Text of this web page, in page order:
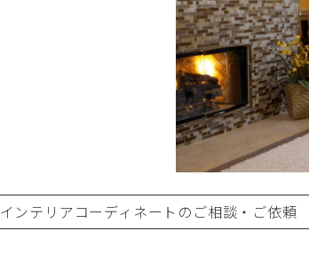
インテリアコーディネートのご相談・ご依頼